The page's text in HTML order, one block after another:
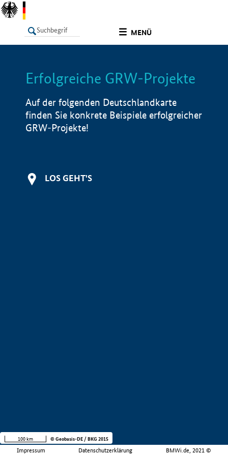
MENÜ
LISTE Info
Erfolgreiche GRW-Projekte
Auf der folgenden Deutschlandkarte
finden Sie konkrete Beispiele erfolgreicher
GRW-Projekte!
LOS GEHT'S
Impressum Datenschutzerklärung BMWi.de, 2021 ©
100 km © Geobasis-DE / BKG 2015